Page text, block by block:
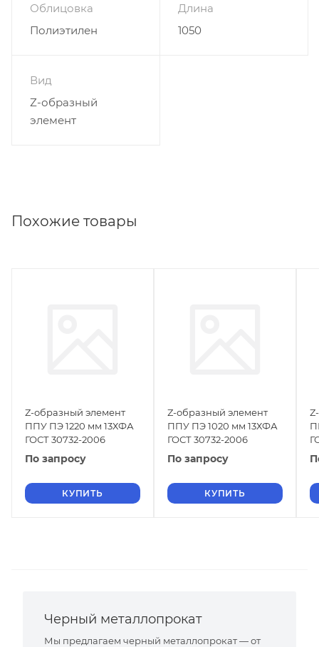
Облицовка
Полиэтилен
Длина
1050
Вид
Z-образный
элемент
Похожие товары
Z-образный элемент
ППУ ПЭ 1220 мм 13ХФА
ГОСТ 30732-2006
По запросу
КУПИТЬ
Z-образный элемент
ППУ ПЭ 1020 мм 13ХФА
ГОСТ 30732-2006
По запросу
КУПИТЬ
Черный металлопрокат
Мы предлагаем черный металлопрокат — от